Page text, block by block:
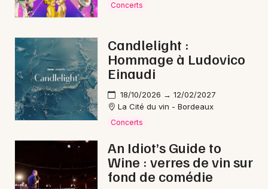
Concerts
Candlelight :
Hommage à Ludovico
Einaudi
18/10/2026 → 12/02/2027
La Cité du vin - Bordeaux
Concerts
An Idiot’s Guide to
Wine : verres de vin sur
fond de comédie